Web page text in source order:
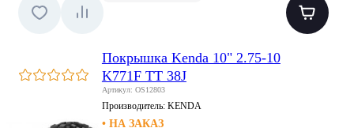
Покрышка Kenda 10" 2.75-10
K771F TT 38J
Артикул: OS12803
Производитель: KENDA
• НА ЗАКАЗ